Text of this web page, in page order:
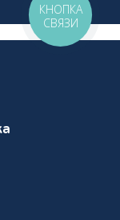
КНОПКА
СВЯЗИ